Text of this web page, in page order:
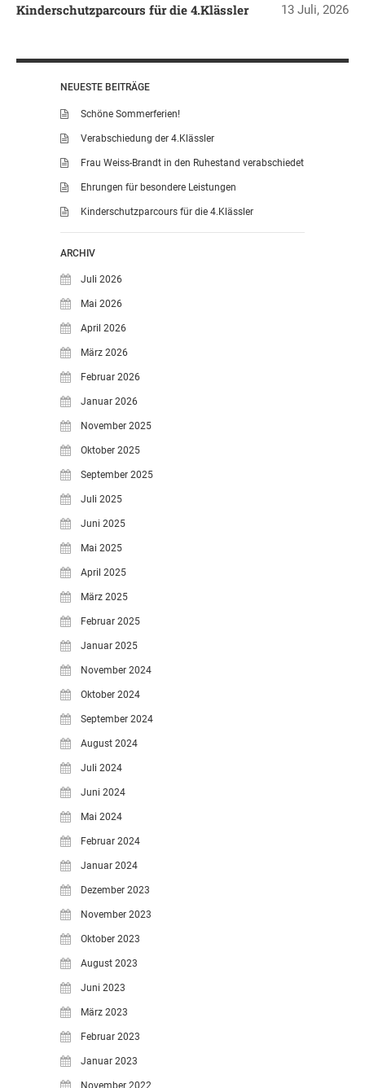
LEITBILD UNSERER
SCHULPROGRAMM
Kinderschutzparcours für die 4.Klässler 13 Juli, 2026
NEUESTE BEITRÄGE
Schöne Sommerferien!
Verabschiedung der 4.Klässler
Frau Weiss-Brandt in den Ruhestand verabschiedet
Ehrungen für besondere Leistungen
Kinderschutzparcours für die 4.Klässler
ARCHIV
Juli 2026
Mai 2026
April 2026
März 2026
Februar 2026
Januar 2026
November 2025
Oktober 2025
September 2025
Juli 2025
Juni 2025
Mai 2025
April 2025
März 2025
Februar 2025
Januar 2025
November 2024
Oktober 2024
September 2024
August 2024
Juli 2024
Juni 2024
Mai 2024
Februar 2024
Januar 2024
Dezember 2023
November 2023
Oktober 2023
August 2023
Juni 2023
März 2023
Februar 2023
Januar 2023
November 2022